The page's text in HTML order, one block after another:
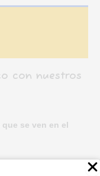
con nuestros
se ven en el